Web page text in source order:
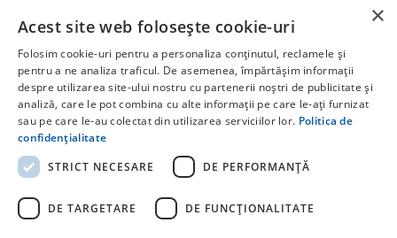
Conținutul acestui material nu reprezintă în mod obligatoriu
poziția oficială a Uniunii Europene sau a Guvernului
României
Proiect cofinanțat din Fondul Social European, prin
Programul Capital Uman 2014 -2020 Axa prioritară 6:
Educație și competențe. Apelul pentru proiecte:
POCU/829/6/13 – Innotech Student. Titlul proiectului:
STUDENT START-UP 1.0 Cod proiect: 142131.
Pentru informații detaliate despre celelate programe
cofinanțate de Uniunea Europeană, vă invităm să vizitați
×
Acest site web folosește cookie-uri
Folosim cookie-uri pentru a personaliza conținutul, reclamele și
pentru a ne analiza traficul. De asemenea, împărtășim informații
despre utilizarea site-ului nostru cu partenerii noștri de publicitate și
analiză, care le pot combina cu alte informații pe care le-ați furnizat
sau pe care le-au colectat din utilizarea serviciilor lor. Politica de
confidențialitate
STRICT NECESARE
DE PERFORMANȚĂ
DE TARGETARE DE FUNCŢIONALITATE